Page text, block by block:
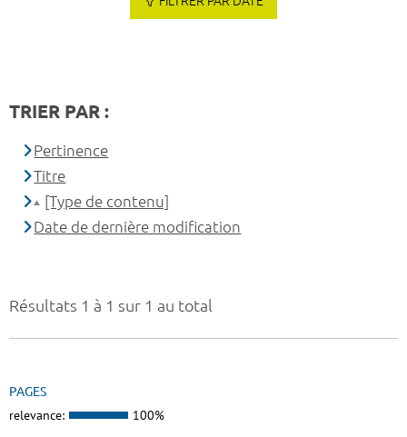
Résultats 1 à 1 sur 1 au total
PAGES
relevance: 100%
TRIER PAR :
Pertinence
Titre
[Type de contenu]
Date de dernière modification